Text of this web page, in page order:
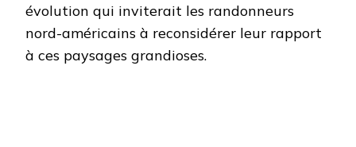
évolution qui inviterait les randonneurs
nord-américains à reconsidérer leur rapport
à ces paysages grandioses.